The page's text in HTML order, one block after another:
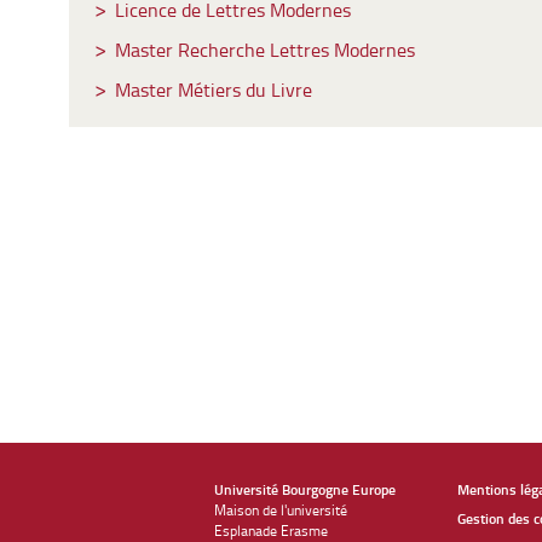
Licence de Lettres Modernes
Master Recherche Lettres Modernes
Master Métiers du Livre
Université Bourgogne Europe
Maison de l'université
Esplanade Erasme
Mentions
Gestion des